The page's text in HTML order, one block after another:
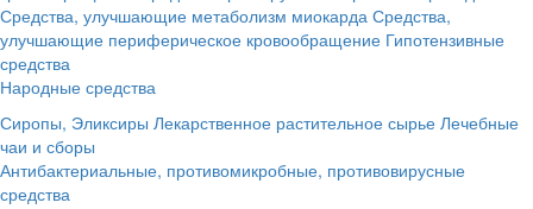
Средства, улучшающие метаболизм миокарда Средства,
улучшающие периферическое кровообращение Гипотензивные
средства
Народные средства
Сиропы, Эликсиры Лекарственное растительное сырье Лечебные
чаи и сборы
Антибактериальные, противомикробные, противовирусные
средства